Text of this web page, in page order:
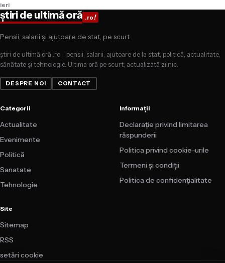
ieri
știri de ultimă oră .ro!
Pensii, salarii și ajutoare de stat, pe scurt
știri de ultimă oră .ro - pensii, salarii, ajutoare de la stat, politică, actualitate,
sănătate și tehnologie. Ultima oră pe scurt, actualizată zilnic.
DESPRE NOI CONTACT
Categorii
Actualitate
Evenimente
Politică
Sanatate
Tehnologie
Informații
Declarație privind limitarea
răspunderii
Politica privind cookie-urile
Termeni și condiții
Politica de confidențialitate
Site
Sitemap
RSS
setări cookie